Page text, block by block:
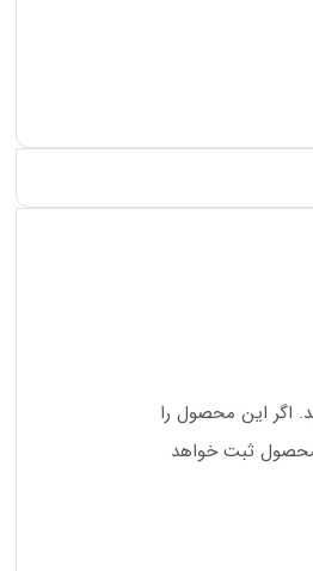
اگر این محصول را
محصول ثبت خواهد